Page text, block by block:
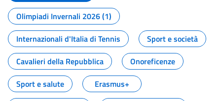
Olimpiadi Invernali 2026 (1)
Internazionali d'Italia di Tennis
Sport e società
Cavalieri della Repubblica
Onoreficenze
Sport e salute
Erasmus+